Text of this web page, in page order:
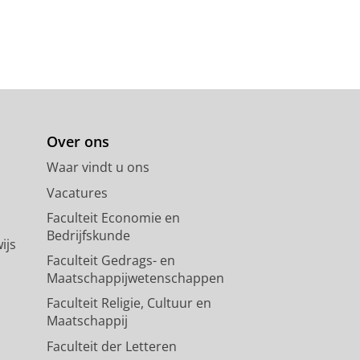
Over ons
Waar vindt u ons
Vacatures
Faculteit Economie en
Bedrijfskunde
Faculteit Gedrags- en
Maatschappijwetenschappen
Faculteit Religie, Cultuur en
Maatschappij
Faculteit der Letteren